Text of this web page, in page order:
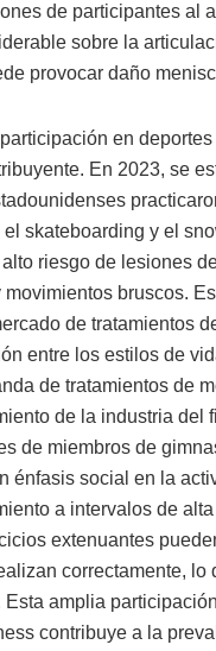
de participantes al
sobre la
provocar daño
en
En 2023, se
skateboarding y el
riesgo de lesiones
bruscos.
de tratamientos
entre los estilos de
de tratamientos de
de la industria del
de miembros de
énfasis social en la
a intervalos de
extenuantes
correctamente, lo
amplia
contribuye a la